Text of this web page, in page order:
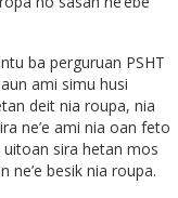
ba perguruan PSHT
ami simu husi
deit nia roupa, nia
ne’e ami nia oan feto
uitoan sira hetan mos
ne’e besik nia roupa.